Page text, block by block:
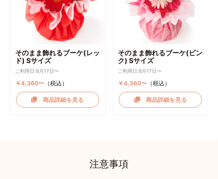
そのまま飾れるブーケ(レッ
ド) Sサイズ
ご利用日:8月17日〜
￥4,360〜（税込）
商品詳細を見る
そのまま飾れるブーケ(ピン
ク) Sサイズ
ご利用日:8月17日〜
￥4,360〜 （税込）
商品詳細を見る
注意事項